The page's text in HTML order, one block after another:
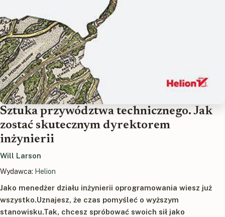
Sztuka przywództwa technicznego. Jak
zostać skutecznym dyrektorem
inżynierii
Will Larson
Wydawca: Helion
Jako menedżer działu inżynierii oprogramowania wiesz już
wszystko.Uznajesz, że czas pomyśleć o wyższym
stanowisku.Tak, chcesz spróbować swoich sił jako